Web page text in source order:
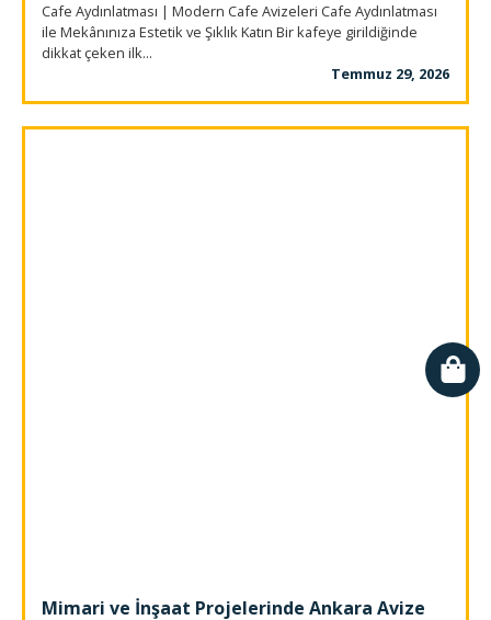
Cafe Aydınlatması | Modern Cafe Avizeleri Cafe Aydınlatması
ile Mekânınıza Estetik ve Şıklık Katın Bir kafeye girildiğinde
dikkat çeken ilk...
Temmuz 29, 2026
Mimari ve İnşaat Projelerinde Ankara Avize